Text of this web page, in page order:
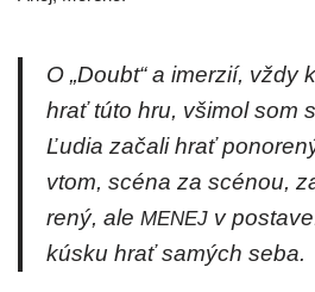
O „Doubt“ a imer­zií, vždy
hrať túto hru, vši­mol som
Ľudia zača­li hrať
vtom, scé­na za scé­nou,
re­ný, ale MENEJ v
kús­ku hrať samých seba.